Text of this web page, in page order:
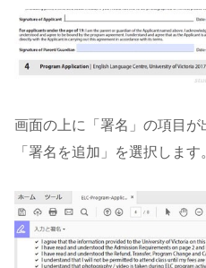
画面の上に「署名」の項目
「署名を追加」を選択します